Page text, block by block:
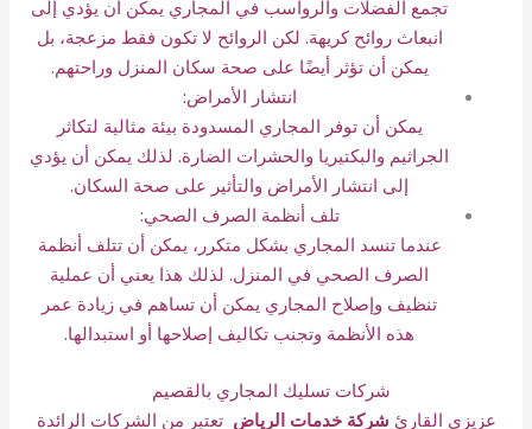
تجمع الفضلات والرواسب في المجاري يمكن أن يؤدي إلى
انبعاث روائح كريهة. لكن الروائح لا تكون فقط مزعجة، بل
يمكن أن تؤثر أيضًا على صحة سكان المنزل وراحتهم.
انتشار الأمراض:
يمكن أن توفر المجاري المسدودة بيئة مثالية لتكاثر
الجراثيم والبكتيريا والحشرات الضارة. لذلك يمكن أن يؤدي
إلى انتشار الأمراض والتأثير على صحة السكان.
تلف أنظمة الصرف الصحي:
عندما تنسد المجاري بشكل متكرر، يمكن أن تتلف أنظمة
الصرف الصحي في المنزل. لذلك هذا يعني أن عملية
تنظيف وإصلاح المجاري يمكن أن تساهم في زيادة عمر
هذه الأنظمة وتجنب تكاليف إصلاحها أو استبدالها.
شركات تسليك المجاري بالقصيم
عزيزي القارئ شركة خدمات الرياض تعتبر من الشركات الرائدة